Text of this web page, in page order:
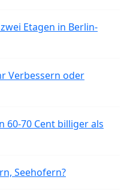
Etagen in Berlin-
Verbessern oder
60-70 Cent billiger als
Seehofern?